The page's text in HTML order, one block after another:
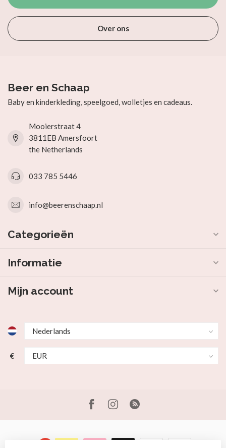
Over ons
Beer en Schaap
Baby en kinderkleding, speelgoed, wolletjes en cadeaus.
Mooierstraat 4
3811EB Amersfoort
the Netherlands
033 785 5446
info@beerenschaap.nl
Categorieën
Informatie
Mijn account
€